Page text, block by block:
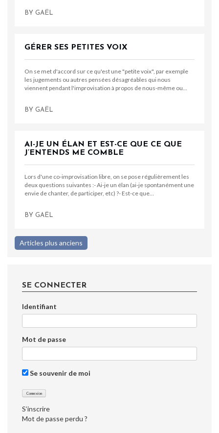
BY GAËL
GÉRER SES PETITES VOIX
On se met d'accord sur ce qu'est une "petite voix", par exemple
les jugements ou autres pensées désagréables qui nous
viennent pendant l'improvisation à propos de nous-même ou…
BY GAËL
AI-JE UN ÉLAN ET EST-CE QUE CE QUE
J’ENTENDS ME COMBLE
Lors d'une co-improvisation libre, on se pose régulièrement les
deux questions suivantes :- Ai-je un élan (ai-je spontanément une
envie de chanter, de participer, etc) ?- Est-ce que…
BY GAËL
Navigation
Articles plus anciens
SE CONNECTER
Identifiant
Mot de passe
Se souvenir de moi
S’inscrire
Mot de passe perdu ?